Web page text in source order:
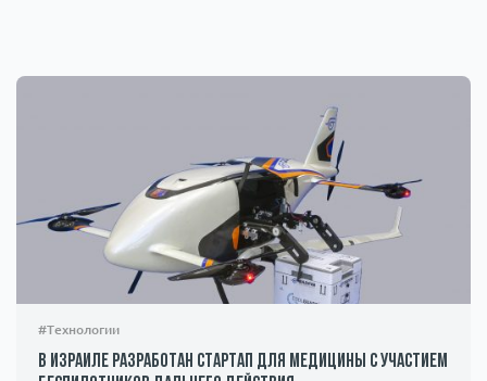
#Технологии
В Израиле разработан стартап для медицины с участием